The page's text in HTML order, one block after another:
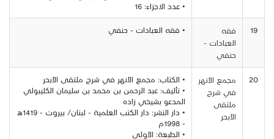
• عدد الاجزاء: 16
19
فقه
العبادات -
حنفي
• فقه العبادات - حنفي
20
مجمع الأنهر
في شرح
ملتقى
الأبحر
• الكتاب: مجمع الأنهر في شرح ملتقى الأبحر
• تأليف: عبد الرحمن بن محمد بن سليمان الكليبولي
المدعو بشيخي زاده
• دار النشر: دار الكتب العلمية - لبنان/ بيروت - 1419هـ
- 1998م
• الطبعة: الأولى